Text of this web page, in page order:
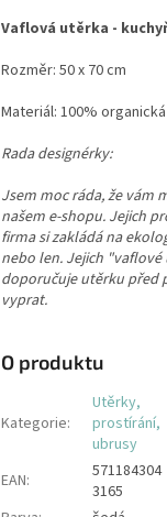
Vaflová utěrka -
Rozměr: 50 x 70 cm
Materiál: 100%
Rada designérky:
Jsem moc ráda, že vám
našem e-shopu. Jejich
firma si zakládá na
nebo len. Jejich
doporučuje utěrku před
vyprat.
O produktu
Kategorie:
Utěrky,
prostírání,
ubrusy
EAN:
571184304
3165